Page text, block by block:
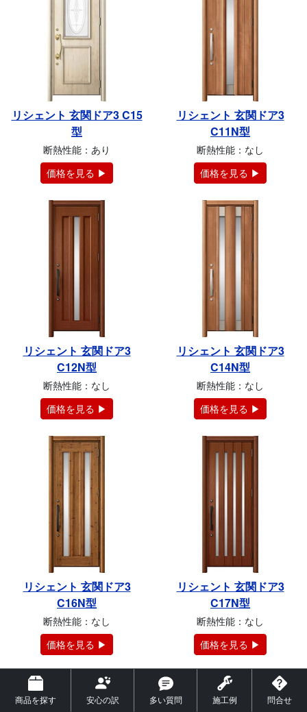
商品を探す 安心の訳 多い質問 施工例 問合せ
リシェント 玄関ドア3 C15
型
断熱性能：あり
価格を見る ▶
リシェント 玄関ドア3
C11N型
断熱性能：なし
価格を見る ▶
リシェント 玄関ドア3
C12N型
断熱性能：なし
価格を見る ▶
リシェント 玄関ドア3
C14N型
断熱性能：なし
価格を見る ▶
リシェント 玄関ドア3
C16N型
断熱性能：なし
価格を見る ▶
リシェント 玄関ドア3
C17N型
断熱性能：なし
価格を見る ▶